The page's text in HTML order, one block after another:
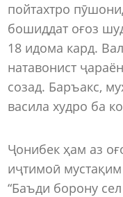
пойтахтро
бошиддат оғоз
18 идома кард.
натавонист
созад. Баръакс,
васила худро ба
Ҷонибек ҳам аз
иҷтимоӣ
“Баъди борону